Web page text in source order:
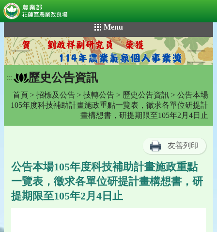
到
主
要
內
容
Menu
::: 歷史公告資訊
首頁 > 招標及公告 > 技轉公告 > 歷史公告資訊 > 公告本場
105年度科技補助計畫施政重點一覽表，徵求各單位研提計
畫構想書，研提期限至105年2月4日止
友善列印
公告本場105年度科技補助計畫施政重點
一覽表，徵求各單位研提計畫構想書，研
提期限至105年2月4日止